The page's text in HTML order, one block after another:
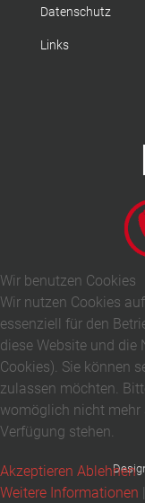
Datenschutz
Links
Wir benutzen Cookies
Wir nutzen Cookies
essenziell für den
diese Website und die
Cookies). Sie können
zulassen möchten.
womöglich nicht mehr
Verfügung stehen.
Akzeptieren Ablehnen
Weitere Informationen |